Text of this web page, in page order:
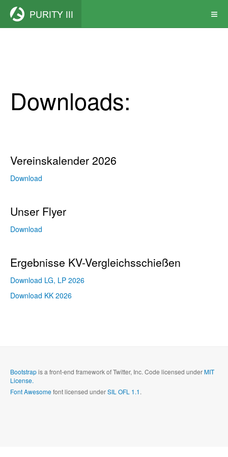
Downloads:
Vereinskalender 2026
Download
Unser Flyer
Download
Ergebnisse KV-Vergleichsschießen
Download LG, LP 2026
Download KK 2026
Bootstrapis a front-end framework of Twitter, Inc. Code licensed underMIT
License.
Font Awesomefont licensed underSIL OFL 1.1.